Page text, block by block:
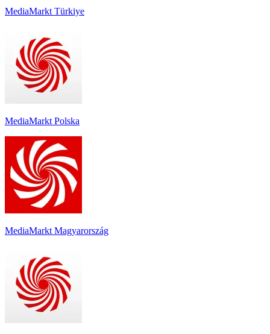
MediaMarkt Türkiye
MediaMarkt Polska
MediaMarkt Magyarország